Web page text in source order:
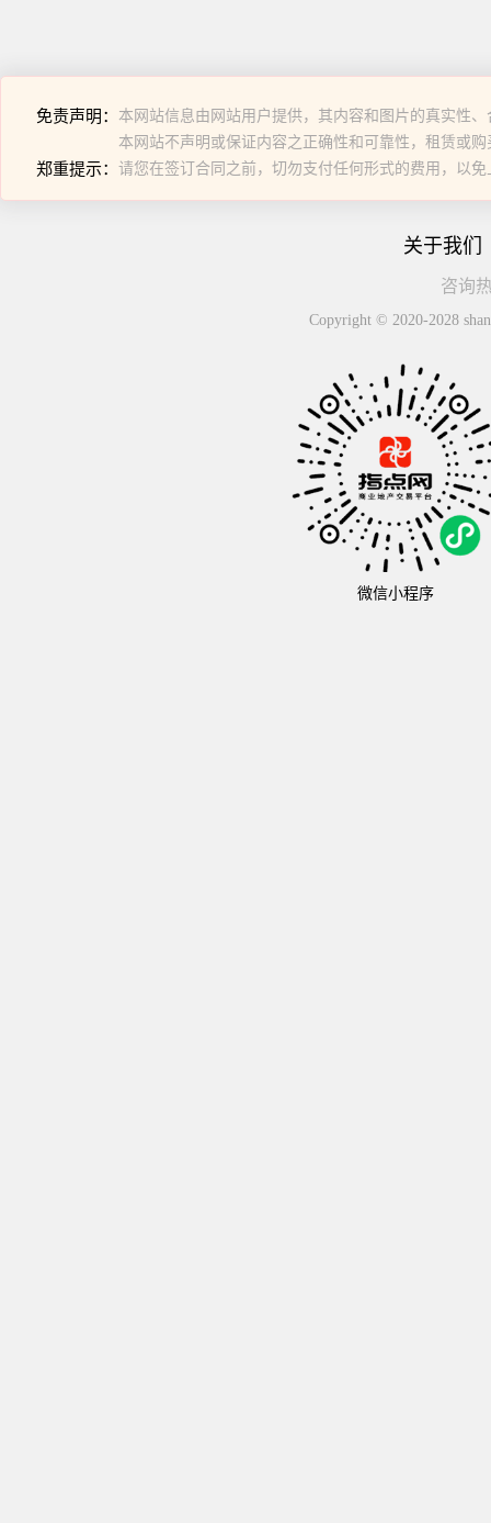
免责声明： 本网站信息由网站用户提供，其内容和图片的真实性
本网站不声明或保证内容之正确性和可靠性，租赁或
郑重提示： 请您在签订合同之前，切勿支付任何形式的费用，以免
关于我们
咨询
Copyright © 2020-2028
微信小程序